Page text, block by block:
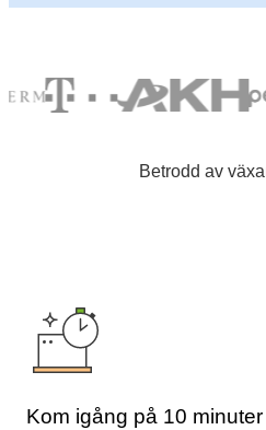
Betrodd av
Kom igång på 10 minuter